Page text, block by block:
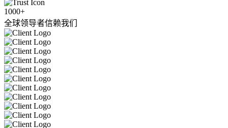
1000+
全球领导者信赖我们